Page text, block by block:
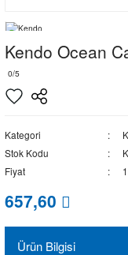
Kendo Ocean
0/5
Kategori
Stok Kodu
Fiyat
657,60
Ürün Bilgisi